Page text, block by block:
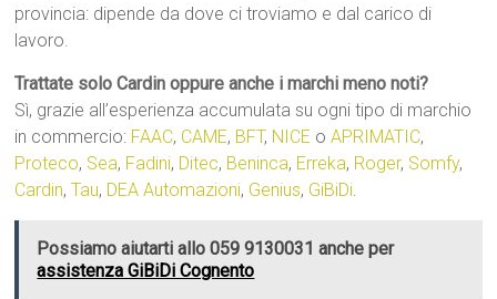
provincia: dipende da dove ci troviamo e dal carico di
lavoro.
Trattate solo Cardin oppure anche i marchi meno noti?
Sì, grazie all’esperienza accumulata su ogni tipo di marchio
in commercio: FAAC, CAME, BFT, NICE oAPRIMATIC,
Proteco, Sea, Fadini, Ditec, Beninca, Erreka, Roger, Somfy,
Cardin,Tau, DEA Automazioni, Genius, GiBiDi.
Possiamo aiutarti allo 059 9130031 anche per
assistenza GiBiDi Cognento